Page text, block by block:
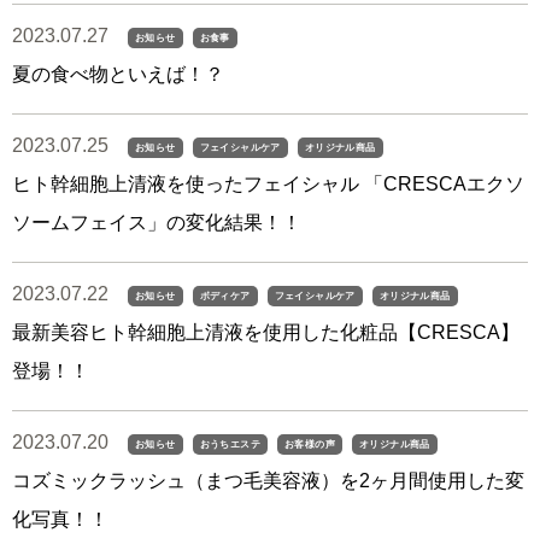
2023.07.27 お知らせ お食事
夏の食べ物といえば！？
2023.07.25 お知らせ フェイシャルケア オリジナル商品
ヒト幹細胞上清液を使ったフェイシャル 「CRESCAエクソ
ソームフェイス」の変化結果！！
2023.07.22 お知らせ ボディケア フェイシャルケア オリジナル商品
最新美容ヒト幹細胞上清液を使用した化粧品【CRESCA】
登場！！
2023.07.20 お知らせ おうちエステ お客様の声 オリジナル商品
コズミックラッシュ（まつ毛美容液）を2ヶ月間使用した変
化写真！！